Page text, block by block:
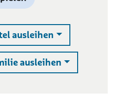
ausleihen Auswahlliste
ausleihen